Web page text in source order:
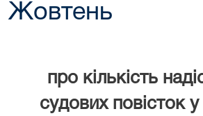
Жовтень
про кількість
судових повісток